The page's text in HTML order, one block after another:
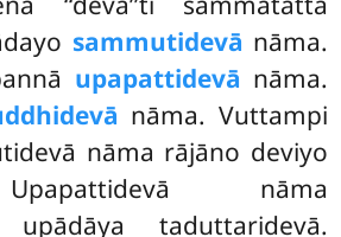
sammutidevā nāma.
upapattidevā nāma.
nāma. Vuttampi
nāma rājāno deviyo
nāma
upādāya taduttaridevā.